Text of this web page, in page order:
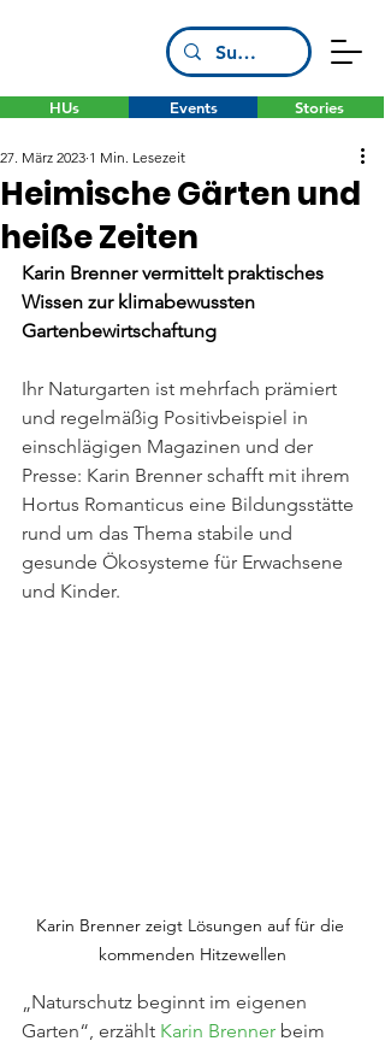
HUs Stories
Events
Heimische Gärten und
heiße Zeiten
27. März 2023 1 Min. Lesezeit
Karin Brenner vermittelt praktisches
Wissen zur klimabewussten
Gartenbewirtschaftung
Ihr Naturgarten ist mehrfach prämiert
und regelmäßig Positivbeispiel in
einschlägigen Magazinen und der
Presse: Karin Brenner schafft mit ihrem
Hortus Romanticus eine Bildungsstätte
rund um das Thema stabile und
gesunde Ökosysteme für Erwachsene
und Kinder.
Karin Brenner zeigt Lösungen auf für die
kommenden Hitzewellen
„Naturschutz beginnt im eigenen
Garten“, erzählt Karin Brenner beim